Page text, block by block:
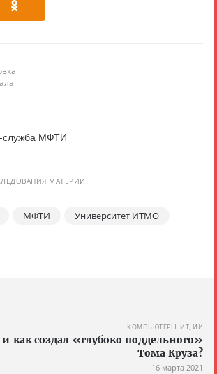
служба МФТИ
МАТЕРИИ
МФТИ Университет ИТМО
КОМПЬЮТЕРЫ, ИТ, ИИ
как создал «глубоко поддельного»
Тома Круза?
16 марта 2021